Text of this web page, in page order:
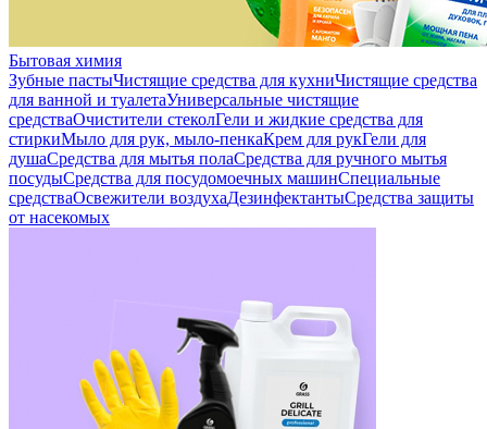
Бытовая химия
Зубные пастыЧистящие средства для кухниЧистящие средства
для ванной и туалетаУниверсальные чистящие
средстваОчистители стеколГели и жидкие средства для
стиркиМыло для рук, мыло-пенкаКрем для рукГели для
душаСредства для мытья полаСредства для ручного мытья
посудыСредства для посудомоечных машинСпециальные
средстваОсвежители воздухаДезинфектантыСредства защиты
от насекомых